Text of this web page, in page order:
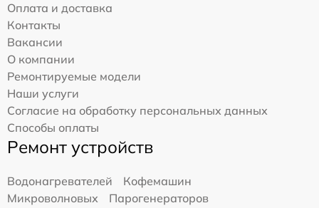
Оплата и доставка
Контакты
Вакансии
О компании
Ремонтируемые модели
Наши услуги
Согласие на обработку персональных данных
Способы оплаты
Ремонт устройств
Водонагревателей
Кофемашин
Микроволновых
Парогенераторов